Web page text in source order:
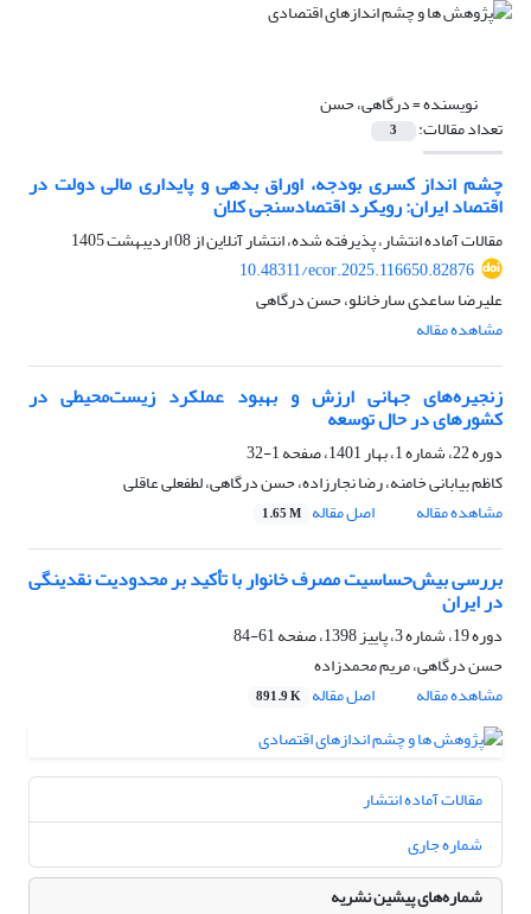
نویسنده =درگاهی، حسن
تعداد مقالات: 3
چشم انداز کسری بودجه، اوراق بدهی و پایداری مالی دولت در
اقتصاد ایران: رویکرد اقتصادسنجی کلان
مقالات آماده انتشار، پذیرفته شده، انتشار آنلاین از08 اردیبهشت 1405
10.48311/ecor.2025.116650.82876
علیرضا ساعدی سارخانلو، حسن درگاهی
مشاهده مقاله
زنجیره‌های جهانی ارزش و بهبود عملکرد زیست‌محیطی در
کشورهای در حال توسعه
دوره 22، شماره 1، بهار 1401، صفحه
1-32
کاظم بیابانی خامنه، رضا نجارزاده، حسن درگاهی، لطفعلی عاقلی
مشاهده مقاله
اصل مقاله 1.65 M
بررسی بیش‌حساسیت مصرف خانوار با تأکید بر محدودیت نقدینگی
در ایران
دوره 19، شماره 3، پاییز 1398، صفحه
61-84
حسن درگاهی، مریم محمدزاده
مشاهده مقاله
اصل مقاله 891.9 K
مقالات آماده انتشار
شماره جاری
شماره‌های پیشین نشریه